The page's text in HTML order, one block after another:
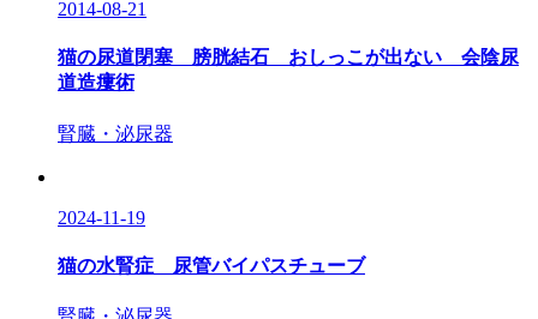
2014-08-21
猫の尿道閉塞 膀胱結石 おしっこが出ない 会陰尿
道造瘻術
腎臓・泌尿器
2024-11-19
猫の水腎症 尿管バイパスチューブ